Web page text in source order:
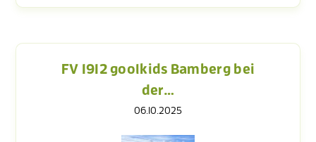
FV 1912 goolkids Bamberg bei
der…
06.10.2025